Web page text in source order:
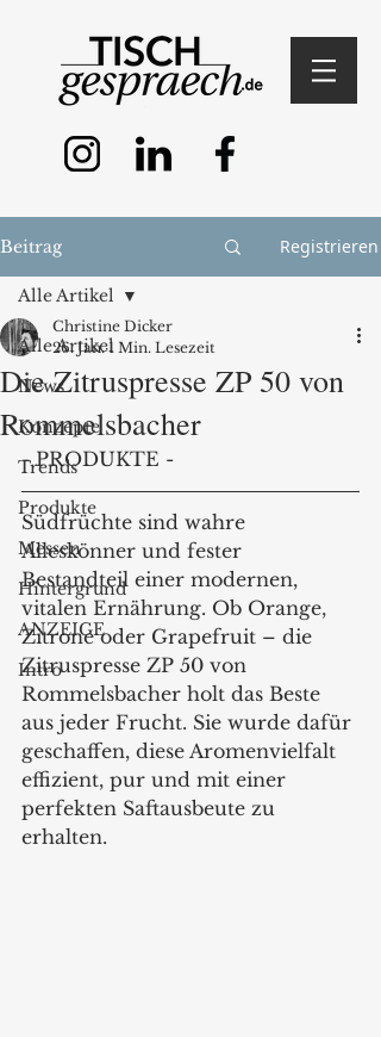
Beitrag Registrieren
Alle Artikel
News
Konzepte
Trends
Produkte
Messen
Hintergrund
ANZEIGE
Intro
Alle Artikel
Die Zitruspresse ZP 50 von
Rommelsbacher
Christine Dicker
26. Jan. 1 Min. Lesezeit
- PRODUKTE -
Südfrüchte sind wahre
Alleskönner und fester
Bestandteil einer modernen,
vitalen Ernährung. Ob Orange,
Zitrone oder Grapefruit – die
Zitruspresse ZP 50 von
Rommelsbacher holt das Beste
aus jeder Frucht. Sie wurde dafür
geschaffen, diese Aromenvielfalt
effizient, pur und mit einer
perfekten Saftausbeute zu
erhalten.